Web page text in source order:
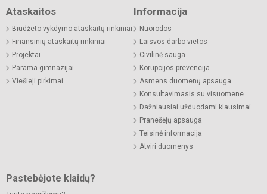
Ataskaitos
Biudžeto vykdymo ataskaitų rinkiniai
Finansinių ataskaitų rinkiniai
Projektai
Parama gimnazijai
Viešieji pirkimai
Informacija
Nuorodos
Laisvos darbo vietos
Civilinė sauga
Korupcijos prevencija
Asmens duomenų apsauga
Konsultavimasis su visuomene
Dažniausiai užduodami klausimai
Pranešėjų apsauga
Teisinė informacija
Atviri duomenys
Pastebėjote klaidų?